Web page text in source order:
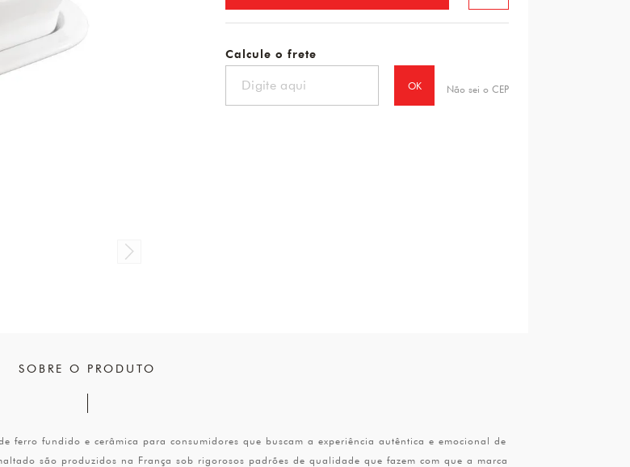
Calcule o frete
OK Não sei o CEP
SOBRE O PRODUTO
ferro fundido e cerâmica para consumidores que buscam a experiência autêntica e emocional de
são produzidos na França sob rigorosos padrões de qualidade que fazem com que a marca